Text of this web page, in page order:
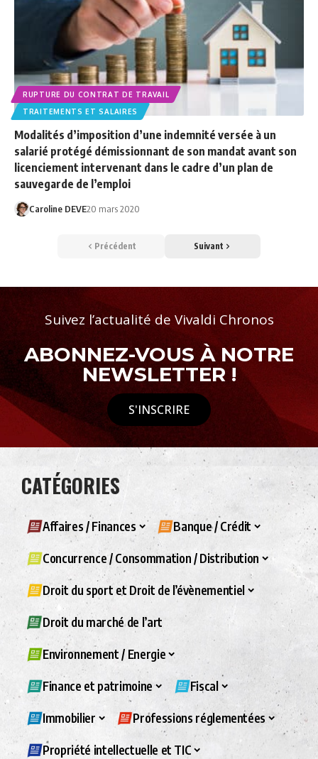
RUPTURE DU CONTRAT DE TRAVAIL
TRAITEMENTS ET SALAIRES
Modalités d’imposition d’une indemnité versée à un
salarié protégé démissionnant de son mandat avant son
licenciement intervenant dans le cadre d’un plan de
sauvegarde de l’emploi
Caroline DEVE20 mars 2020
Précédent Suivant
Suivez l’actualité de Vivaldi Chronos
ABONNEZ-VOUS À NOTRE
NEWSLETTER !
S'INSCRIRE
CATÉGORIES
Affaires / Finances Banque / Crédit
Concurrence / Consommation / Distribution
Droit du sport et Droit de l’évènementiel
Droit du marché de l’art
Environnement / Energie
Finance et patrimoine Fiscal
Immobilier Professions réglementées
Propriété intellectuelle et TIC